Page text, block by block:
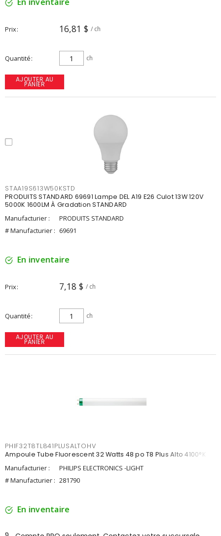
Prix 16,81 $ / ch
Quantité ch
AJOUTER AU
PANIER
STAA19S613W50KSTD
PRODUITS STANDARD 69691 Lampe DEL A19 E26 Culot 13W 120V
5000K 1600LM À Gradation STANDARD
Manufacturier :
PRODUITS STANDARD
# Manufacturier : 69691
En inventaire
Prix 7,18 $ / ch
Quantité ch
AJOUTER AU
PANIER
PHIF32T8TL841PLUSALTOHV
Ampoule Tube Fluorescent 32 Watts 48 po T8 Plus Alto 4100°K
Manufacturier :
PHILIPS ELECTRONICS -LIGHT
# Manufacturier : 281790
En inventaire